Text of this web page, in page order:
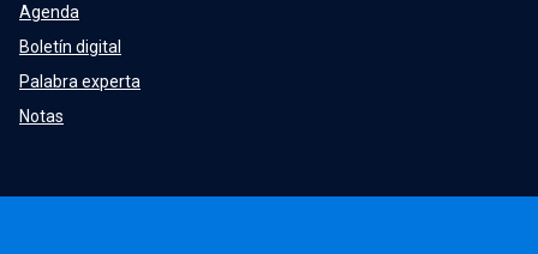
Agenda
Boletín digital
Palabra experta
Notas